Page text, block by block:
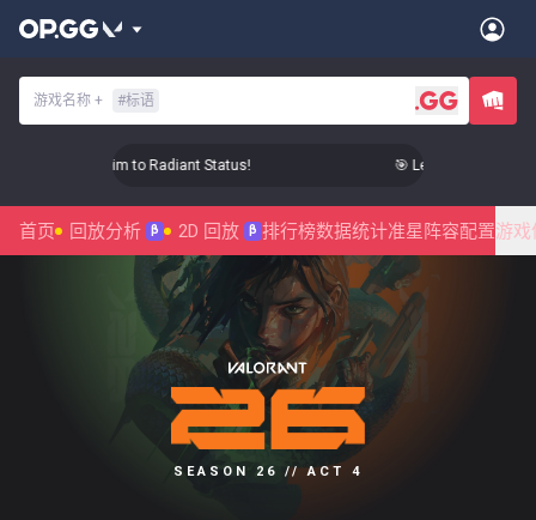
游戏名称 + #标语
Level Up Your Aim to Radiant Status! 🎯 Level Up Your Aim
首页 回放分析 β 2D 回放 β 排行榜数据统计准星 阵容配置游戏
SEASON 26 // ACT 4